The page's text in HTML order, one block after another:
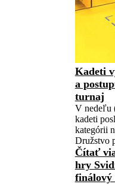
Kadeti
a
turnaj
V nedeľu
kadeti
kategórii
Družstvo
Čítať
hry